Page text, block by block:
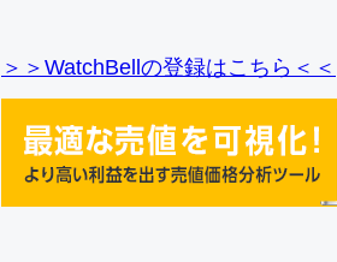
＞＞WatchBellの登録はこちら＜＜